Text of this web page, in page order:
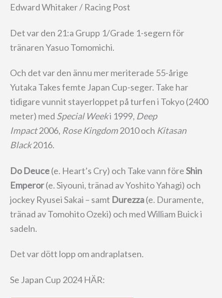
Edward Whitaker / Racing Post
Det var den 21:a Grupp 1/Grade 1-segern för
tränaren Yasuo Tomomichi.
Och det var den ännu mer meriterade 55-årige
Yutaka Takes femte Japan Cup-seger. Take har
tidigare vunnit stayerloppet på turfen i Tokyo (2400
meter) med Special Weeki 1999, Deep
Impact2006, Rose Kingdom2010 och Kitasan
Black2016.
Do Deuce(e. Heart’s Cry) och Take vann föreShin
Emperor(e. Siyouni, tränad av Yoshito Yahagi) och
jockey Ryusei Sakai – samt Durezza(e. Duramente,
tränad av Tomohito Ozeki) och med William Buick i
sadeln.
Det var dött lopp om andraplatsen.
Se Japan Cup 2024 HÄR: